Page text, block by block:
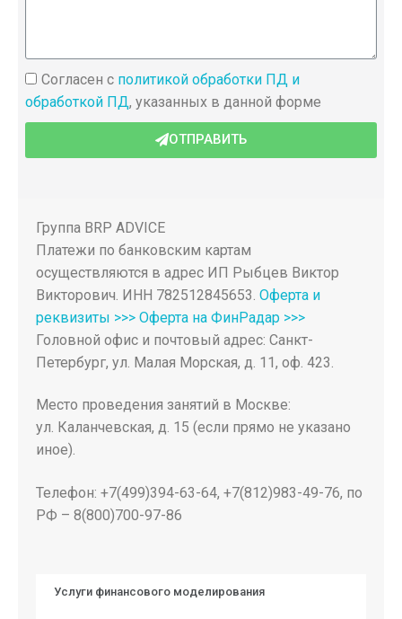
Согласен с политикой обработки ПД и
обработкой ПД, указанных в данной форме
ОТПРАВИТЬ
Группа BRP ADVICE
Платежи по банковским картам
осуществляются в адрес ИП Рыбцев Виктор
Викторович. ИНН 782512845653. Оферта и
реквизиты >>> Оферта на ФинРадар >>>
Головной офис и почтовый адрес: Санкт-
Петербург, ул. Малая Морская, д. 11, оф. 423.
Место проведения занятий в Москве:
ул. Каланчевская, д. 15 (если прямо не указано
иное).
Телефон: +7(499)394-63-64, +7(812)983-49-76, по
РФ – 8(800)700-97-86
Услуги финансового моделирования